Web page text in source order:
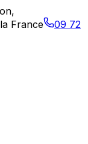
France
09 72